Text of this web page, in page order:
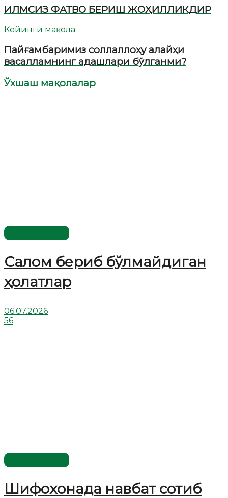
ИЛМСИЗ ФАТВО БЕРИШ ЖОҲИЛЛИКДИР
Кейинги мақола
Пайғамбаримиз соллаллоҳу алайҳи
васалламнинг адашлари бўлганми?
Ўхшаш мақолалар
Салом бериб бўлмайдиган
ҳолатлар
06.07.2026
56
Шифохонада навбат сотиб